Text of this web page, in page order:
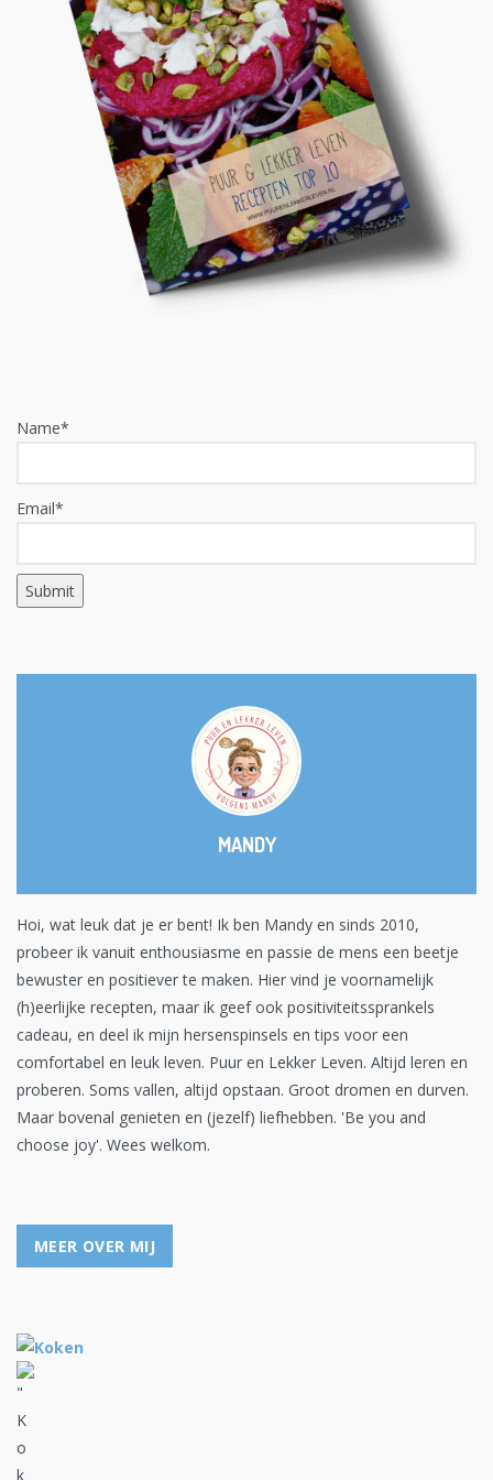
Name*
Email*
MANDY
Hoi, wat leuk dat je er bent! Ik ben Mandy en sinds 2010,
probeer ik vanuit enthousiasme en passie de mens een beetje
bewuster en positiever te maken. Hier vind je voornamelijk
(h)eerlijke recepten, maar ik geef ook positiviteitssprankels
cadeau, en deel ik mijn hersenspinsels en tips voor een
comfortabel en leuk leven. Puur en Lekker Leven. Altijd leren en
proberen. Soms vallen, altijd opstaan. Groot dromen en durven.
Maar bovenal genieten en (jezelf) liefhebben. 'Be you and
choose joy'. Wees welkom.
MEER OVER MIJ